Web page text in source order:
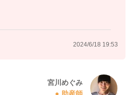
2024/6/18 19:53
宮川めぐみ